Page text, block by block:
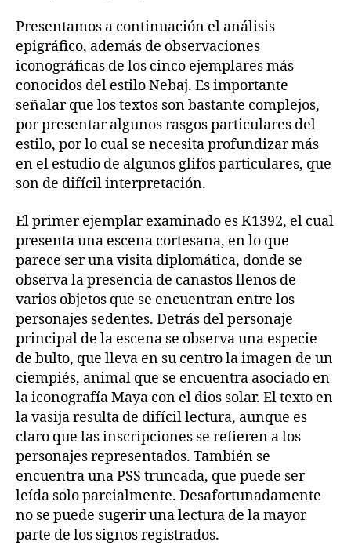
Presentamos a continuación el análisis
epigráfico, además de observaciones
iconográficas de los cinco ejemplares más
conocidos del estilo Nebaj. Es importante
señalar que los textos son bastante complejos,
por presentar algunos rasgos particulares del
estilo, por lo cual se necesita profundizar más
en el estudio de algunos glifos particulares, que
son de difícil interpretación.
El primer ejemplar examinado es K1392, el cual
presenta una escena cortesana, en lo que
parece ser una visita diplomática, donde se
observa la presencia de canastos llenos de
varios objetos que se encuentran entre los
personajes sedentes. Detrás del personaje
principal de la escena se observa una especie
de bulto, que lleva en su centro la imagen de un
ciempiés, animal que se encuentra asociado en
la iconografía Maya con el dios solar. El texto en
la vasija resulta de difícil lectura, aunque es
claro que las inscripciones se refieren a los
personajes representados. También se
encuentra una PSS truncada, que puede ser
leída solo parcialmente. Desafortunadamente
no se puede sugerir una lectura de la mayor
parte de los signos registrados.